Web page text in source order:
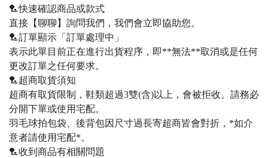
🏸快速確認商品或款式
直接【聊聊】詢問我們，我們會立即協助您。
🏸訂單顯示「訂單處理中」
表示此單目前正在進行出貨程序，即**無法**取消或是任何
更改訂單之任何要求。
🏸超商取貨須知
超商有取貨限制，鞋類超過3雙(含)以上，會被拒收。請務必
分開下單或使用宅配。
羽毛球拍包袋、後背包因尺寸過長寄超商皆會對折，*如介
意者請使用宅配*。
🏸收到商品有相關問題